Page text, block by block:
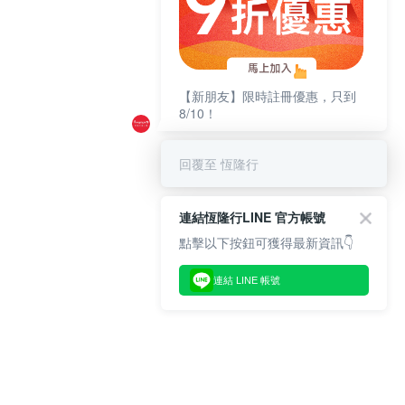
【新朋友】限時註冊優惠，只到
8/10！
回覆至 恆隆行
連結恆隆行LINE 官方帳號
點擊以下按鈕可獲得最新資訊👇
連結 LINE 帳號